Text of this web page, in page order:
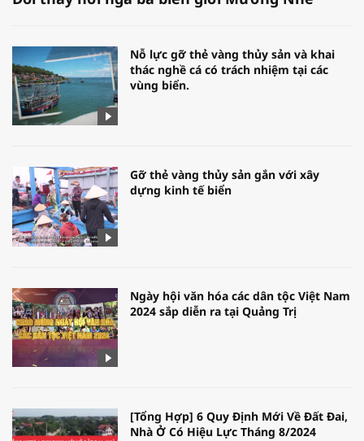
Nỗ lực gỡ thẻ vàng thủy sản và khai
thác nghề cá có trách nhiệm tại các
vùng biển.
Gỡ thẻ vàng thủy sản gắn với xây
dựng kinh tế biển
Ngày hội văn hóa các dân tộc Việt Nam
2024 sắp diễn ra tại Quảng Trị
[Tổng Hợp] 6 Quy Định Mới Về Đất Đai,
Nhà Ở Có Hiệu Lực Tháng 8/2024